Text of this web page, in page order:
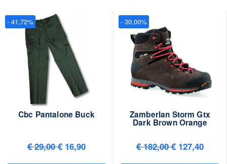
Cbc Pantalone Buck
€ 29,00€ 16,90
- 41,72%
Zamberlan Storm Gtx
Dark Brown Orange
€ 182,00€ 127,40
- 30,00%